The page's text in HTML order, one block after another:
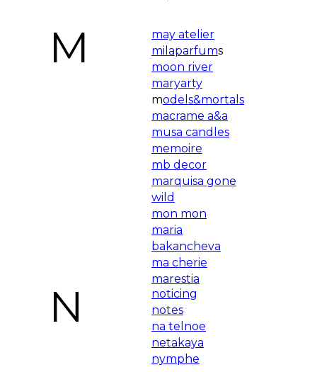
may atelier
milaparfums
moon river
maryarty
models&mortals
macrame a&a
musa candles
memoire
mb decor
marquisa gone
wild
mon mon
maria
bakancheva
ma cherie
marestia
noticing
notes
na telnoe
netakaya
nymphe
M
N